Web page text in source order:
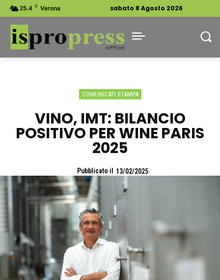
25.4 C Verona sabato 8 Agosto 2026
COMUNICATI STAMPA
VINO, IMT: BILANCIO
POSITIVO PER WINE PARIS
2025
Pubblicato il 13/02/2025